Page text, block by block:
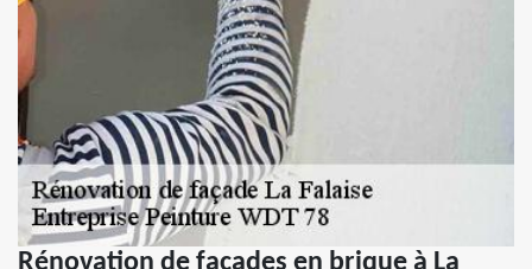
Rénovation de façades en brique à La